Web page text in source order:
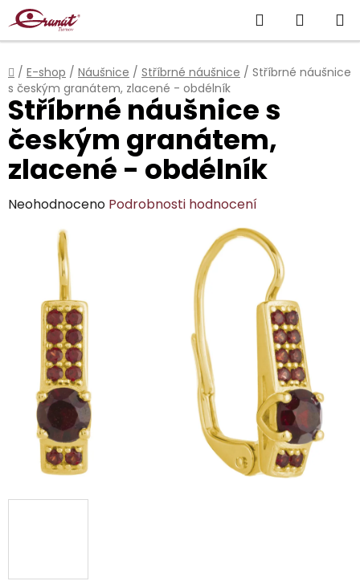
Přejít
na
obsah
Hledat
KOŠÍK
Domů
/ E-shop / Náušnice / Stříbrné náušnice / Stříbrné náušnice
s českým granátem, zlacené - obdélník
Stříbrné náušnice s
českým granátem,
zlacené - obdélník
Průměrné
hodnocení
produktu
hvězdiček.
Neohodnoceno Podrobnosti hodnocení